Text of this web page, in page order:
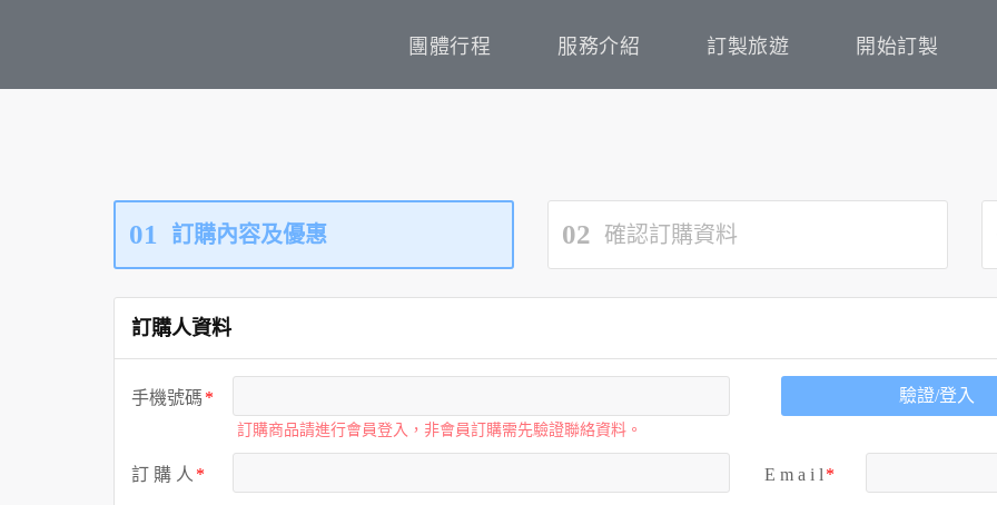
團體行程 服務介紹 訂製旅遊 開始訂製
01 訂購內容及優惠 02 確認訂購資料
訂購人資料
手機號碼
訂購商品請進行會員登入，非會員訂購需先驗證聯絡資料。
驗證/登入
訂 購 人 E m a i l